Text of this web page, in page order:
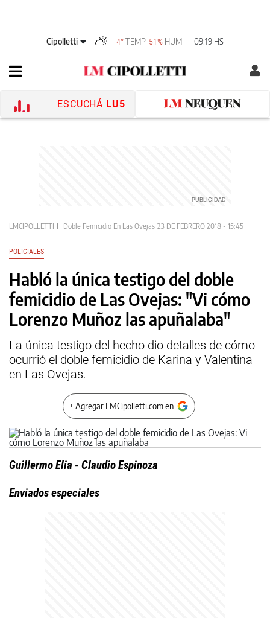
Cipolletti 4°TEMP 51% HUM 09:19 HS
ESCUCHÁ LU5
LMCIPOLLETTI Doble Femicidio En Las Ovejas 23 DE FEBRERO 2018 - 15:45
POLICIALES
Habló la única testigo del doble
femicidio de Las Ovejas: "Vi cómo
Lorenzo Muñoz las apuñalaba"
La única testigo del hecho dio detalles de cómo
ocurrió el doble femicidio de Karina y Valentina
en Las Ovejas.
+ Agregar LMCipolletti.com en
Guillermo Elia - Claudio Espinoza
Enviados especiales